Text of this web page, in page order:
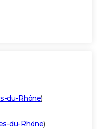
du-Rhône)
du-Rhône)